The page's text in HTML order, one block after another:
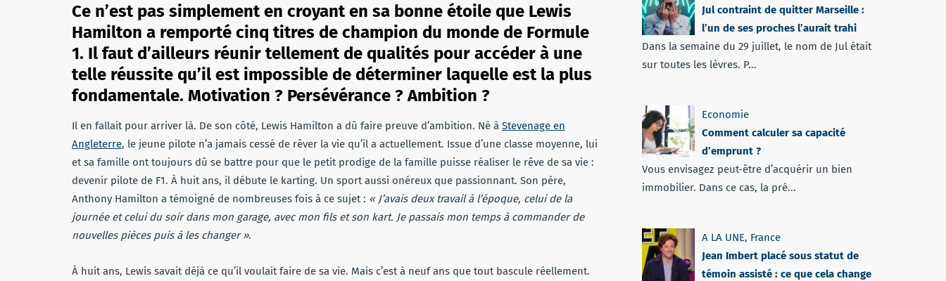
Ce n’est pas simplement en croyant en sa bonne étoile que Lewis
Hamilton a remporté cinq titres de champion du monde de Formule
1. Il faut d’ailleurs réunir tellement de qualités pour accéder à une
telle réussite qu’il est impossible de déterminer laquelle est la plus
fondamentale. Motivation ? Persévérance ? Ambition ?
Il en fallait pour arriver là. De son côté, Lewis Hamilton a dû faire preuve d’ambition. Né à Stevenage en
Angleterre, le jeune pilote n’a jamais cessé de rêver la vie qu’il a actuellement. Issue d’une classe moyenne, lui
et sa famille ont toujours dû se battre pour que le petit prodige de la famille puisse réaliser le rêve de sa vie :
devenir pilote de F1. À huit ans, il débute le karting. Un sport aussi onéreux que passionnant. Son père,
Anthony Hamilton a témoigné de nombreuses fois à ce sujet : « J’avais deux travail à l’époque, celui de la
journée et celui du soir dans mon garage, avec mon fils et son kart. Je passais mon temps à commander de
nouvelles pièces puis à les changer ».
À huit ans, Lewis savait déjà ce qu’il voulait faire de sa vie. Mais c’est à neuf ans que tout bascule réellement.
Jul contraint de quitter Marseille :
l’un de ses proches l’aurait trahi
Dans la semaine du 29 juillet, le nom de Jul était
sur toutes les lèvres. P...
Economie
Comment calculer sa capacité
d’emprunt ?
Vous envisagez peut-être d’acquérir un bien
immobilier. Dans ce cas, la pré...
A LA UNE, France
Jean Imbert placé sous statut de
témoin assisté : ce que cela change